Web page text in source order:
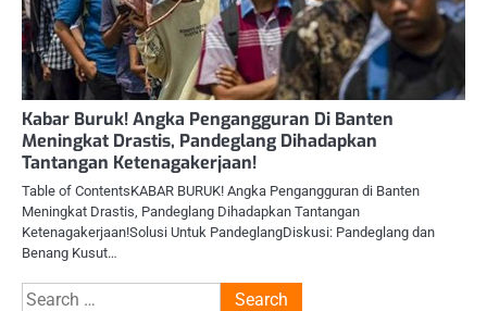
Kabar Buruk! Angka Pengangguran Di Banten
Meningkat Drastis, Pandeglang Dihadapkan
Tantangan Ketenagakerjaan!
Table of ContentsKABAR BURUK! Angka Pengangguran di Banten
Meningkat Drastis, Pandeglang Dihadapkan Tantangan
Ketenagakerjaan!Solusi Untuk PandeglangDiskusi: Pandeglang dan
Benang Kusut…
Search